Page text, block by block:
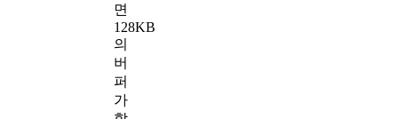
면
128KB
의
버
퍼
가